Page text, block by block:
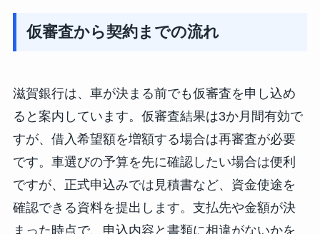
仮審査から契約までの流れ
滋賀銀行は、車が決まる前でも仮審査を申し込め
ると案内しています。仮審査結果は3か月間有効で
すが、借入希望額を増額する場合は再審査が必要
です。車選びの予算を先に確認したい場合は便利
ですが、正式申込みでは見積書など、資金使途を
確認できる資料を提出します。支払先や金額が決
まった時点で、申込内容と書類に相違がないかを